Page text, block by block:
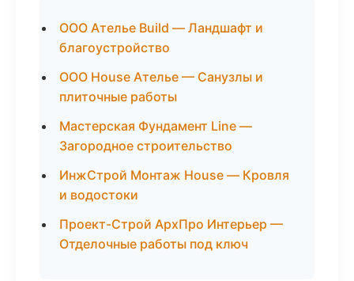
ООО Ателье Build — Ландшафт и
благоустройство
ООО House Ателье — Санузлы и
плиточные работы
Мастерская Фундамент Line —
Загородное строительство
ИнжСтрой Монтаж House — Кровля
и водостоки
Проект-Строй АрхПро Интерьер —
Отделочные работы под ключ